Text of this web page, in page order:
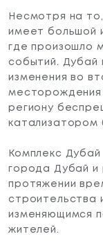
Несмотря на
имеет большой
где произошло
событий. Дубай
изменения во
месторождения
региону
катализатором
Комплекс
города Дубай и
протяжении
строительства
изменяющимся
жителей.